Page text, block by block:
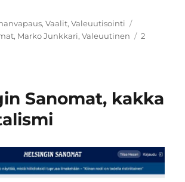
,Vaalit,Valeuutisointi
, Marko Junkkari,Valeuutinen
2
Sanomat, kakka